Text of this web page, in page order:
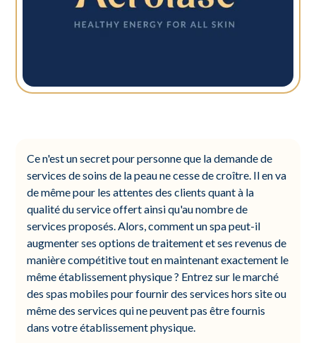
Ce n'est un secret pour personne que la demande de
services de soins de la peau ne cesse de croître. Il en va
de même pour les attentes des clients quant à la
qualité du service offert ainsi qu'au nombre de
services proposés. Alors, comment un spa peut-il
augmenter ses options de traitement et ses revenus de
manière compétitive tout en maintenant exactement le
même établissement physique ? Entrez sur le marché
des spas mobiles pour fournir des services hors site ou
même des services qui ne peuvent pas être fournis
dans votre établissement physique.